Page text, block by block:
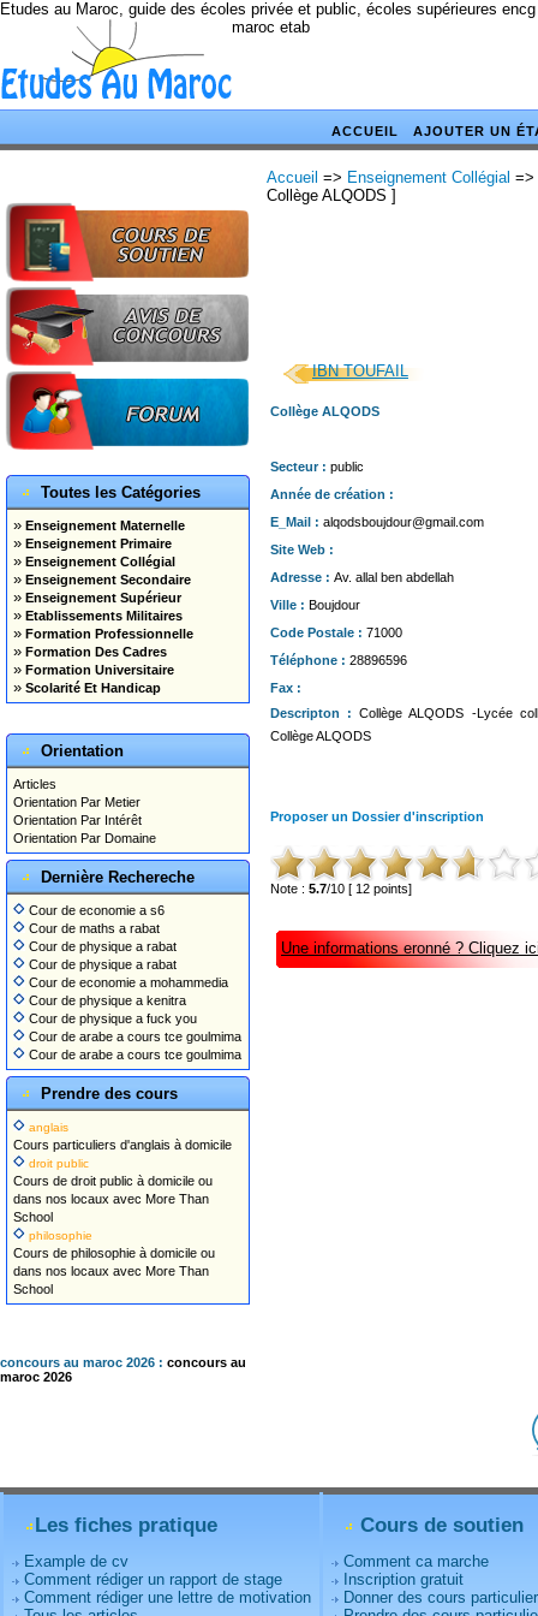
Etudes au Maroc, guide des écoles privée et public, écoles supérieures
maroc etab
ACCUEIL AJOUTER UN
Toutes les Catégories
» Enseignement Maternelle
» Enseignement Primaire
» Enseignement Collégial
» Enseignement Secondaire
» Enseignement Supérieur
» Etablissements Militaires
» Formation Professionnelle
» Formation Des Cadres
» Formation Universitaire
» Scolarité Et Handicap
Orientation
Articles
Orientation Par Metier
Orientation Par Intérêt
Orientation Par Domaine
Dernière Rechereche
Cour de economie a s6
Cour de maths a rabat
Cour de physique a rabat
Cour de physique a rabat
Cour de economie a mohammedia
Cour de physique a kenitra
Cour de physique a fuck you
Cour de arabe a cours tce goulmima
Cour de arabe a cours tce goulmima
Prendre des cours
anglais
Cours particuliers d'anglais à domicile
droit public
Cours de droit public à domicile ou
dans nos locaux avec More Than
School
philosophie
Cours de philosophie à domicile ou
dans nos locaux avec More Than
School
concours au maroc 2026 : concours au
maroc 2026
Accueil => Enseignement Collégial =>
Collège ALQODS ]
IBN TOUFAIL
Collège ALQODS
Secteur : public
Année de création :
E_Mail : alqodsboujdour@gmail.com
Site Web :
Adresse : Av. allal ben abdellah
Ville : Boujdour
Code Postale : 71000
Téléphone : 28896596
Fax :
Descripton :Collège ALQODS -Lycée
Collège ALQODS
Proposer un Dossier d'inscription
Note : 5.7/10 [ 12 points]
Une informations eronné ? Cliquez
Les fiches pratique
Example de cv
Comment rédiger un rapport de stage
Comment rédiger une lettre de motivation
Cours de soutien
Comment ca marche
Inscription gratuit
Donner des cours